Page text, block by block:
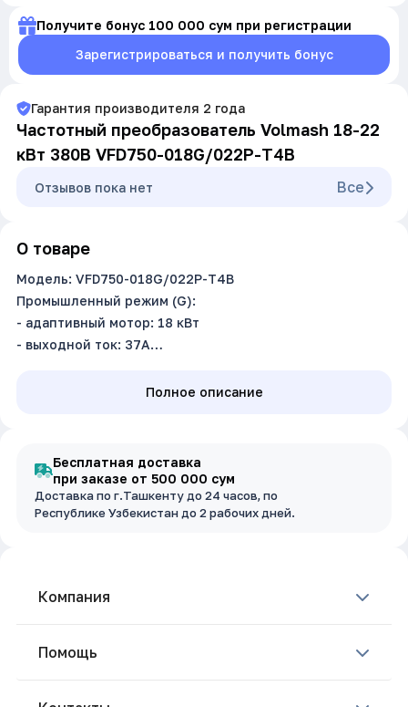
Получите бонус 100 000 сум при регистрации
Зарегистрироваться и получить бонус
Гарантия производителя 2 года
Частотный преобразователь Volmash 18-22
кВт 380В VFD750-018G/022P-T4B
Oтзывов пока нет Все
О товаре
Модель: VFD750-018G/022P-T4B
Промышленный режим (G):
- адаптивный мотор: 18 кВт
- выходной ток: 37А
- адаптивный мотор: 22 кВтПолное описание
Бесплатная доставка
при заказе от 500 000 сум
Доставка по г.Ташкенту до 24 часов, по
Республике Узбекистан до 2 рабочих дней.
Компания
Помощь